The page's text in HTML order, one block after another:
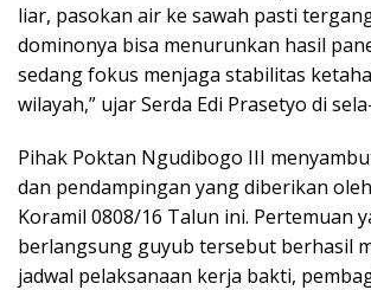
liar, pasokan air ke sawah pasti
dominonya bisa menurunkan hasil
sedang fokus menjaga stabilitas
wilayah,” ujar Serda Edi Prasetyo di
Pihak Poktan Ngudibogo III
dan pendampingan yang diberikan
Koramil 0808/16 Talun ini. Pertemuan
berlangsung guyub tersebut berhasil
jadwal pelaksanaan kerja bakti,